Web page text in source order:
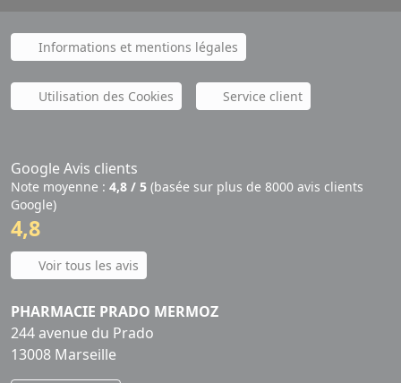
Informations et mentions légales
Utilisation des Cookies Service client
Google Avis clients
Note moyenne : 4,8 / 5 (basée sur plus de 8000 avis clients
Google)
4,8
Voir tous les avis
PHARMACIE PRADO MERMOZ
244 avenue du Prado
13008 Marseille